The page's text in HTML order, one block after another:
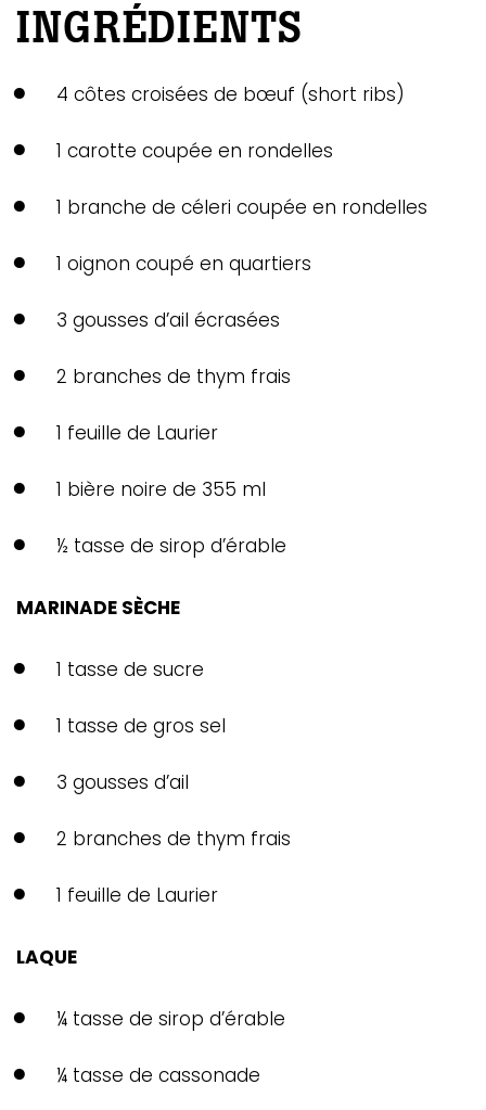
INGRÉDIENTS
4 côtes croisées de bœuf (short ribs)
1 carotte coupée en rondelles
1 branche de céleri coupée en rondelles
1 oignon coupé en quartiers
3 gousses d’ail écrasées
2 branches de thym frais
1 feuille de Laurier
1 bière noire de 355 ml
½ tasse de sirop d’érable
MARINADE SÈCHE
1 tasse de sucre
1 tasse de gros sel
3 gousses d’ail
2 branches de thym frais
1 feuille de Laurier
LAQUE
¼ tasse de sirop d’érable
¼ tasse de cassonade